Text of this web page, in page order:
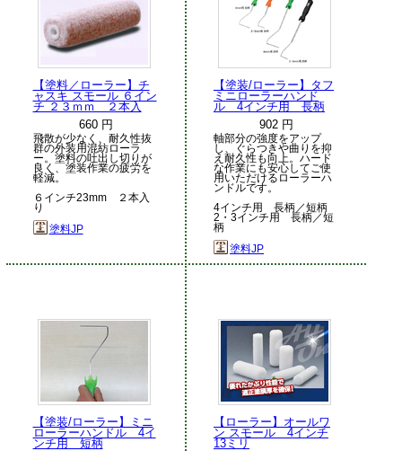
【塗料／ローラー】チ
ャスキ スモール ６イン
チ ２３ｍｍ ２本入
660 円
飛散が少なく、耐久性抜
群の外装用混紡ローラ
ー。塗料の吐出し切りが
良く、塗装作業の疲労を
軽減。
６インチ23mm ２本入
り
塗料JP
【塗装/ローラー】タフ
ミニローラーハンド
ル 4インチ用 長柄
902 円
軸部分の強度をアップ
し、ぐらつきや曲りを抑
え耐久性も向上。ハード
な作業にも安心してご使
用いただけるローラーハ
ンドルです。
4インチ用 長柄／短柄
2・3インチ用 長柄／短
柄
塗料JP
【塗装/ローラー】ミニ
ローラーハンドル 4イ
ンチ用 短柄
【ローラー】オールワ
ン スモール 4インチ
13ミリ